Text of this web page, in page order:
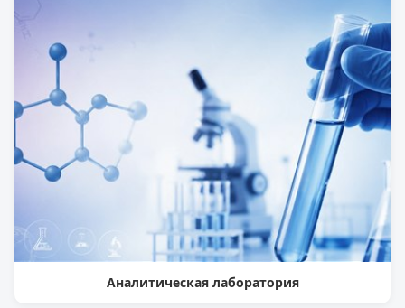
Аналитическая лаборатория